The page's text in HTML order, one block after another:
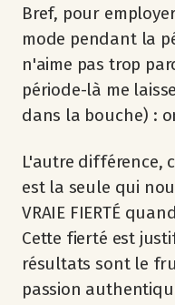
Bref, pour
mode pendant la
n'aime pas trop
période-là me
dans la bouche) :
L'autre différence,
est la seule qui
VRAIE FIERTÉ
Cette fierté est
résultats sont le
passion